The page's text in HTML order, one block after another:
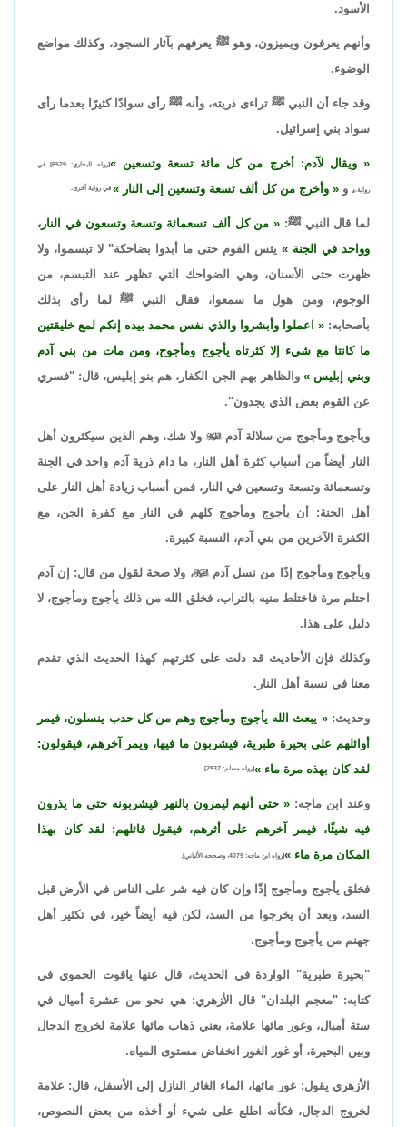
الأسود.
وأنهم يعرفون ويميزون، وهو ﷺ يعرفهم بآثار السجود، وكذلك مواضع
الوضوء.
وقد جاء أن النبي ﷺ تراءى ذريته، وأنه ﷺ رأى سوادًا كثيرًا بعدما رأى
سواد بني إسرائيل.
ويقال لآدم: أخرج من كل مائة تسعة وتسعين [رواه البخاري: 6529] في
رواية. ، و وأخرج من كل ألف تسعة وتسعين إلى النار في رواية أخرى.
لما قال النبي ﷺ:
من كل ألف تسعمائة وتسعة وتسعون في النار،
وواحد في الجنة
يئس القوم حتى ما أبدوا بضاحكة" لا تبسموا، ولا
ظهرت حتى الأسنان، وهي الضواحك التي تظهر عند التبسم، من
الوجوم، ومن هول ما سمعوا، فقال النبي ﷺ لما رأى بذلك
بأصحابه:
اعملوا وأبشروا والذي نفس محمد بيده إنكم لمع خليقتين
ما كانتا مع شيء إلا كثرتاه يأجوج ومأجوج، ومن مات من بني آدم
وبني إبليس
والظاهر بهم الجن الكفار، هم بنو إبليس، قال: "فسري
عن القوم بعض الذي يجدون".
ويأجوج ومأجوج من سلالة آدم ولا شك، وهم الذين سيكثرون أهل
النار أيضاً من أسباب كثرة أهل النار، ما دام ذرية آدم واحد في الجنة
وتسعمائة وتسعة وتسعين في النار، فمن أسباب زيادة أهل النار على
أهل الجنة: أن يأجوج ومأجوج كلهم في النار مع كفرة الجن، مع
الكفرة الآخرين من بني آدم، النسبة كبيرة.
ويأجوج ومأجوج إذًا من نسل آدم، ولا صحة لقول من قال: إن آدم
احتلم مرة فاختلط منيه بالتراب، فخلق الله من ذلك يأجوج ومأجوج، لا
دليل على هذا.
وكذلك فإن الأحاديث قد دلت على كثرتهم كهذا الحديث الذي تقدم
معنا في نسبة أهل النار.
وحديث:
يبعث الله يأجوج ومأجوج وهم من كل حدب ينسلون، فيمر
أوائلهم على بحيرة طبرية، فيشربون ما فيها، ويمر آخرهم، فيقولون:
لقد كان بهذه مرة ماء
[رواه مسلم: 2937].
وعند ابن ماجه:
حتى أنهم ليمرون بالنهر فيشربونه حتى ما يذرون
فيه شيئًا، فيمر آخرهم على أثرهم، فيقول قائلهم: لقد كان بهذا
المكان مرة ماء
[رواه ابن ماجه: 4079، وصححه الألباني].
فخلق يأجوج ومأجوج إذًا وإن كان فيه شر على الناس في الأرض قبل
السد، وبعد أن يخرجوا من السد، لكن فيه أيضاً خير، في تكثير أهل
جهنم من يأجوج ومأجوج.
"بحيرة طبرية" الواردة في الحديث، قال عنها ياقوت الحموي في
كتابه: "معجم البلدان" قال الأزهري: هي نحو من عشرة أميال في
ستة أميال، وغور مائها علامة، يعني ذهاب مائها علامة لخروج الدجال
وبين البحيرة، أو غور الغور انخفاض مستوى المياه.
الأزهري يقول: غور مائها، الماء الغائر النازل إلى الأسفل، قال: علامة
لخروج الدجال، فكأنه اطلع على شيء أو أخذه من بعض النصوص،